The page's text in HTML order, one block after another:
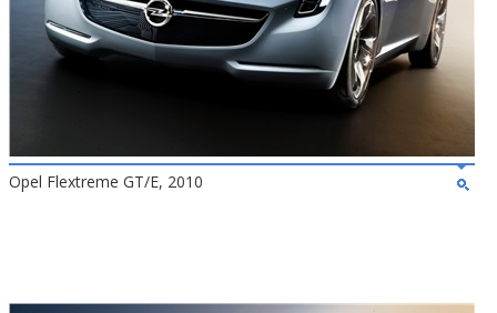
Opel Flextreme GT/E, 2010